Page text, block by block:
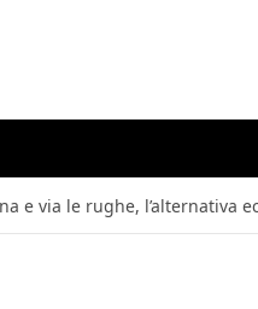
e via le rughe, l’alternativa